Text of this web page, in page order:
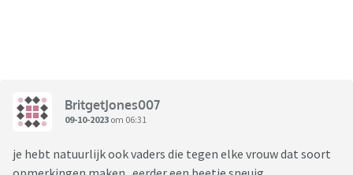
BritgetJones007
09-10-2023 om 06:31
je hebt natuurlijk ook vaders die tegen elke vrouw dat soort